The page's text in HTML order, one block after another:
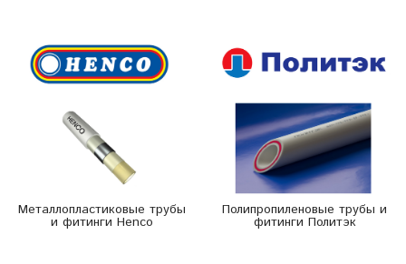
Металлопластиковые трубы
и фитинги Henco
Полипропиленовые трубы и
фитинги Политэк